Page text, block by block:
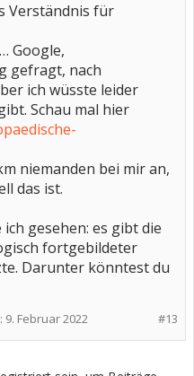
Verständnis für
Google,
gefragt, nach
ich wüsste leider
Schau mal hier
niemanden bei mir an,
das ist.
gesehen: es gibt die
fortgebildeter
Darunter könntest du
#13
9. Februar 2022